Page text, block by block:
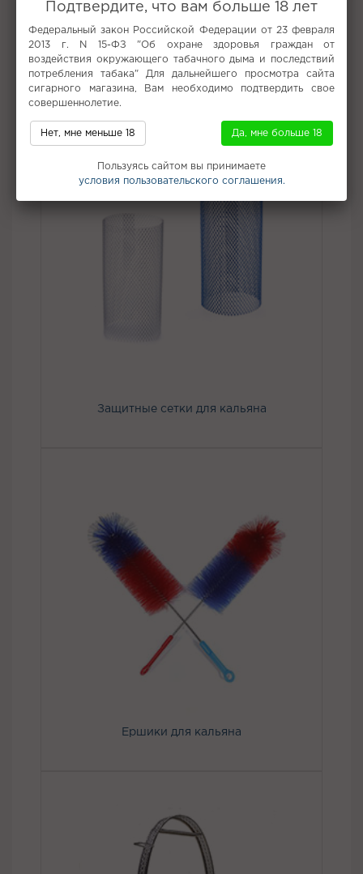
получается богатый, многогранный и оригинальный вкус.
Вкус: Безаромка
Все вкусы табака для кальяна Frigate
Не забудьте купить
Защитные сетки для кальяна
Ершики для кальяна
Подтвердите, что вам больше 18 лет
Федеральный закон Российской Федерации от 23 февраля
2013 г. N 15-ФЗ "Об охране здоровья граждан от
воздействия окружающего табачного дыма и последствий
потребления табака" Для дальнейшего просмотра сайта
сигарного магазина, Вам необходимо подтвердить свое
совершеннолетие.
Нет, мне меньше 18 Да, мне больше 18
Пользуясь сайтом вы принимаете
условия пользовательского соглашения.